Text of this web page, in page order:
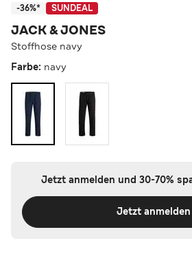
-36%* SUNDEAL
JACK & JONES
Stoffhose navy
Farbe: navy
Jetzt anmelden und 30-70%
Jetzt anmelden